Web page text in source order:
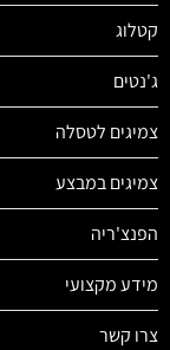
קטלוג
ג'נטים
צמיגים לטסלה
צמיגים במבצע
הפנצ'ריה
מידע מקצועי
צרו קשר